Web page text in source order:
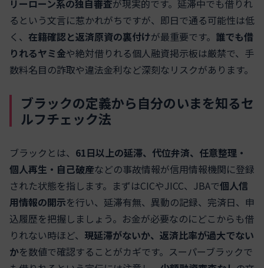
リーローン系の独自審査が現実的です。延滞中でも借りれ
るという文言に惹かれがちですが、即日で通る可能性は低
く、 在籍確認と返済原資の裏付けが最重要です。 誰でも借
りれるヤミ金や絶対借りれる個人融資掲示板は厳禁で、手
数料名目の詐取や違法金利など深刻なリスクがあります。
ブラックの定義から自分のいまを知るセ
ルフチェック法
ブラックとは、 61日以上の延滞、代位弁済、任意整理・
個人再生・自己破産などの事故情報が信用情報機関に登録
された状態を指します。まずはCICやJICC、JBAで個人信
用情報の開示を行い、延滞有無、異動の記録、完済日、申
込履歴を把握しましょう。お金が必要なのにどこからも借
りれない時ほど、 現延滞がないか、返済比率が過大でない
かを数値で確認することがカギです。スーパーブラックで